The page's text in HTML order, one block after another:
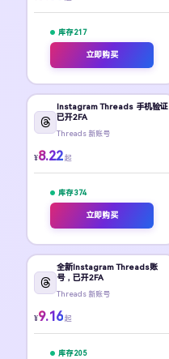
库存 217
立即购买
Instagram Threads 手机验证
已开2FA
Threads 新账号
¥8.22 起
库存 374
立即购买
全新Instagram Threads账
号，已开2FA
Threads 新账号
¥9.16 起
库存 205